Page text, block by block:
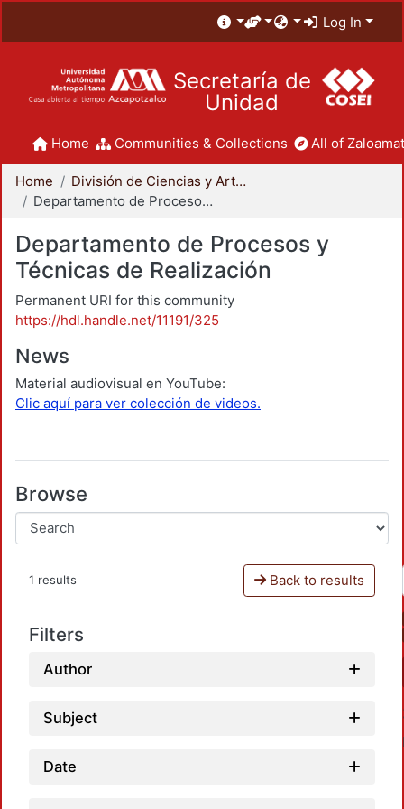
Log In
Secretaría de
Unidad
Home Communities & Collections All of
Home
División de Ciencias y Artes para el Diseño
Departamento de Procesos y Técnicas de Realización
Departamento de Procesos y
Técnicas de Realización
Permanent URI for this community
https://hdl.handle.net/11191/325
News
Material audiovisual en YouTube:
Clic aquí para ver colección de videos.
Browse
1 results Back to results
Filters
Author
Subject
Date